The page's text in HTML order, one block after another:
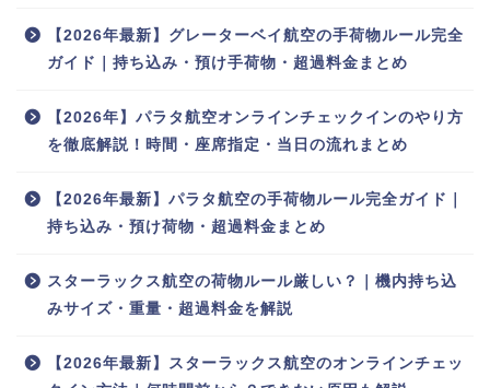
【2026年最新】グレーターベイ航空の手荷物ルール完全
ガイド｜持ち込み・預け手荷物・超過料金まとめ
【2026年】パラタ航空オンラインチェックインのやり方
を徹底解説！時間・座席指定・当日の流れまとめ
【2026年最新】パラタ航空の手荷物ルール完全ガイド｜
持ち込み・預け荷物・超過料金まとめ
スターラックス航空の荷物ルール厳しい？｜機内持ち込
みサイズ・重量・超過料金を解説
【2026年最新】スターラックス航空のオンラインチェッ